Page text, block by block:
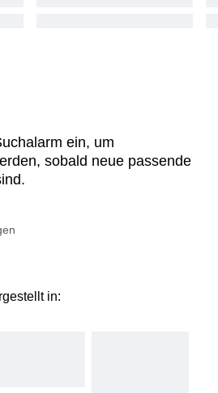
ein, um
sobald neue passende
in: